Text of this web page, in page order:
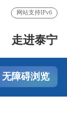
网站支持IPv6
走进泰宁
无障碍浏览